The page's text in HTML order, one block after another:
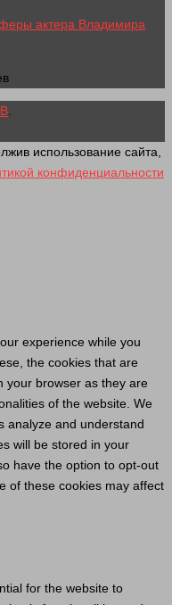
актера Владимира
использование сайта,
конфиденциальности
experience while you
the cookies that are
your browser as they are
of the website. We
analyze and understand
will be stored in your
have the option to opt-out
of these cookies may affect
for the website to